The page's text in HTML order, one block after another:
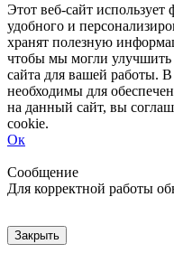
Этот веб-сайт
удобного и
хранят полезную
чтобы мы могли улучшить
сайта для вашей работы.
необходимы для
на данный сайт, вы
cookie.
Ок
Сообщение
Для корректной работы
Закрыть